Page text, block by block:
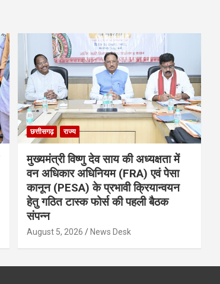
छत्तीसगढ़ राज्य
मुख्यमंत्री विष्णु देव साय की अध्यक्षता में
वन अधिकार अधिनियम (FRA) एवं पेसा
कानून (PESA) के प्रभावी क्रियान्वयन
हेतु गठित टास्क फोर्स की पहली बैठक
संपन्न
August 5, 2026 News Desk